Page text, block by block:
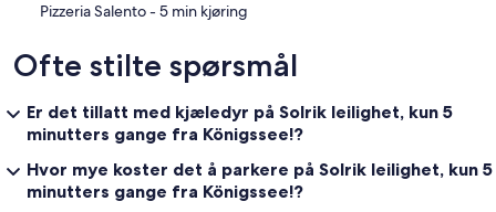
‪Pizzeria Salento - ‬5 min kjøring
Ofte stilte spørsmål
Er det tillatt med kjæledyr på Solrik leilighet, kun 5
minutters gange fra Königssee!?
Hvor mye koster det å parkere på Solrik leilighet, kun 5
minutters gange fra Königssee!?